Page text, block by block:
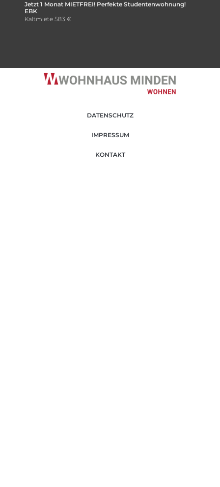
Jetzt 1 Monat MIETFREI! Perfekte Studentenwohnung!
EBK
Kaltmiete 583 €
DATENSCHUTZ
IMPRESSUM
KONTAKT